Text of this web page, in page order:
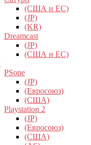
(США и ЕС)
(JP)
(KR)
Dreamcast
(JP)
(США и ЕС)
PSone
(JP)
(Евросоюз)
(США)
Playstation 2
(JP)
(Евросоюз)
(США)